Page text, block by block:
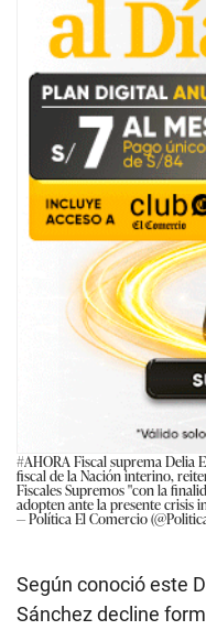
#AHORA Fiscal suprema Delia
fiscal de la Nación interino,
Fiscales Supremos "con la
adopten ante la presente crisis
— Política El Comercio
Según conoció este
Sánchez decline